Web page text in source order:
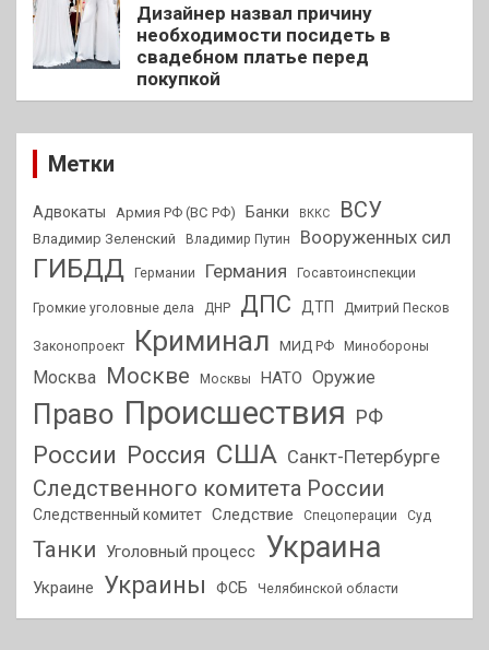
Дизайнер назвал причину
необходимости посидеть в
свадебном платье перед
покупкой
Метки
Адвокаты Армия РФ (ВС РФ) Банки ВККС ВСУ
Владимир Зеленский Владимир Путин Вооруженных сил
ГИБДД Германии Германия Госавтоинспекции
Громкие уголовные дела ДНР ДПС ДТП Дмитрий Песков
Законопроект Криминал МИД РФ Минобороны
Москва Москве Москвы НАТО Оружие
Право Происшествия РФ
России Россия США Санкт-Петербурге
Следственного комитета России
Следственный комитет Следствие Спецоперации Суд
Танки Уголовный процесс Украина
Украине Украины ФСБ Челябинской области